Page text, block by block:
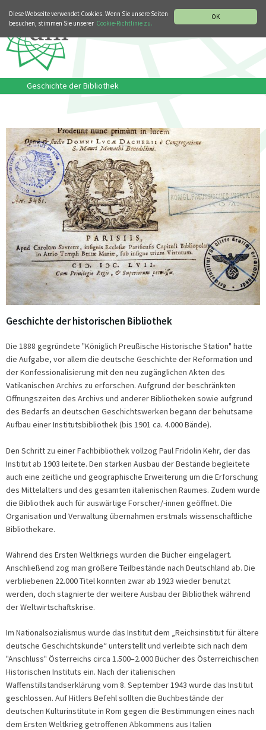
OK
Diese Webseite verwendet Cookies. Wenn Sie unsere Seiten
besuchen, stimmen Sie unserer Cookie-Richtlinie zu.
Geschichte der Bibliothek
Geschichte der historischen Bibliothek
Die 1888 gegründete "Königlich Preußische Historische Station" hatte
die Aufgabe, vor allem die deutsche Geschichte der Reformation und
der Konfessionalisierung mit den neu zugänglichen Akten des
Vatikanischen Archivs zu erforschen. Aufgrund der beschränkten
Öffnungszeiten des Archivs und anderer Bibliotheken sowie aufgrund
des Bedarfs an deutschen Geschichtswerken begann der behutsame
Aufbau einer Institutsbibliothek (bis 1901 ca. 4.000 Bände).
Den Schritt zu einer Fachbibliothek vollzog Paul Fridolin Kehr, der das
Institut ab 1903 leitete. Den starken Ausbau der Bestände begleitete
auch eine zeitliche und geographische Erweiterung um die Erforschung
des Mittelalters und des gesamten italienischen Raumes. Zudem wurde
die Bibliothek auch für auswärtige Forscher/-innen geöffnet. Die
Organisation und Verwaltung übernahmen erstmals wissenschaftliche
Bibliothekare.
Während des Ersten Weltkriegs wurden die Bücher eingelagert.
Anschließend zog man größere Teilbestände nach Deutschland ab. Die
verbliebenen 22.000 Titel konnten zwar ab 1923 wieder benutzt
werden, doch stagnierte der weitere Ausbau der Bibliothek während
der Weltwirtschaftskrise.
Im Nationalsozialismus wurde das Institut dem „Reichsinstitut für ältere
deutsche Geschichtskunde“ unterstellt und verleibte sich nach dem
"Anschluss" Österreichs circa 1.500–2.000 Bücher des Österreichischen
Historischen Instituts ein. Nach der italienischen
Waffenstillstandserklärung vom 8. September 1943 wurde das Institut
geschlossen. Auf Hitlers Befehl sollten die Buchbestände der
deutschen Kulturinstitute in Rom gegen die Bestimmungen eines nach
dem Ersten Weltkrieg getroffenen Abkommens aus Italien